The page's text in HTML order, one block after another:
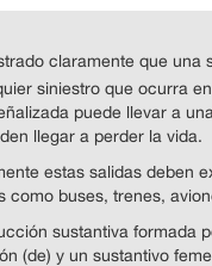
claramente que una
siniestro que ocurra
puede llevar a
llegar a perder la vida.
estas salidas deben
como buses, trenes,
sustantiva formada
(de) y un sustantivo